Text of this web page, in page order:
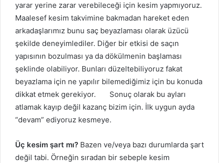
yarar yerine zarar verebileceği için kesim yapmıyoruz.
Maalesef kesim takvimine bakmadan hareket eden
arkadaşlarımız bunu saç beyazlaması olarak üzücü
şekilde deneyimlediler. Diğer bir etkisi de saçın
yapısının bozulması ya da dökülmenin başlaması
şeklinde olabiliyor. Bunları düzeltebiliyoruz fakat
beyazlama için ne yapılır bilemediğimiz için bu konuda
dikkat etmek gerekiyor. Sonuç olarak bu ayları
atlamak kayıp değil kazanç bizim için. İlk uygun ayda
“devam” ediyoruz kesmeye.
Üç kesim şart mı? Bazen ve/veya bazı durumlarda şart
değil tabi. Örneğin sıradan bir sebeple kesim